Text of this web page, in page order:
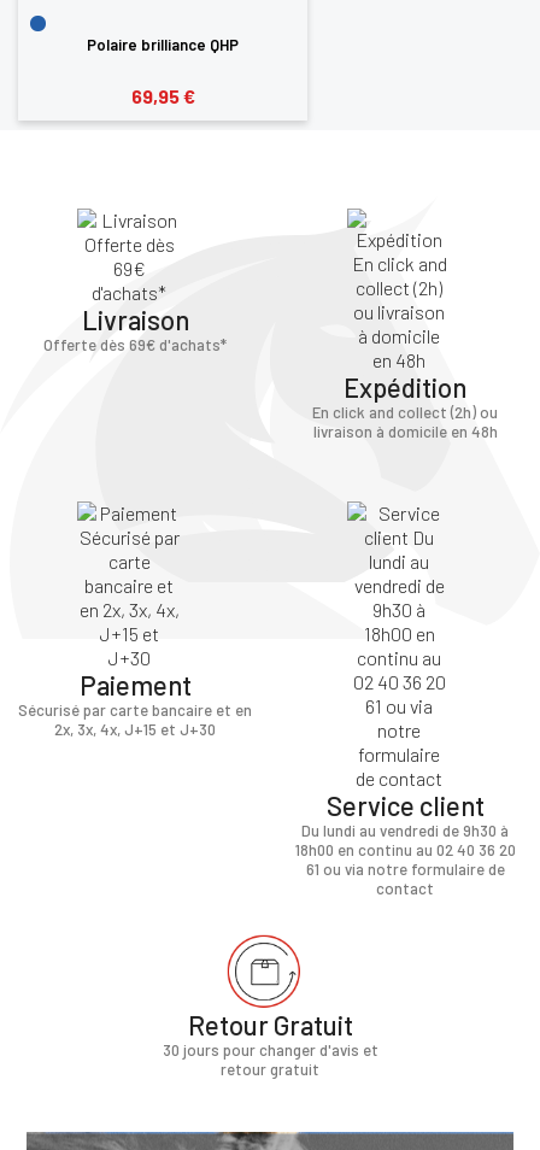
Polaire brilliance QHP
69,95 €
Livraison
Offerte dès 69€ d'achats*
Expédition
En click and collect (2h) ou
livraison à domicile en 48h
Paiement
Sécurisé par carte bancaire et en
2x, 3x, 4x, J+15 et J+30
Service client
Du lundi au vendredi de 9h30 à
18h00 en continu au 02 40 36 20
61 ou via notre formulaire de
contact
Retour Gratuit
30 jours pour changer d'avis et
retour gratuit